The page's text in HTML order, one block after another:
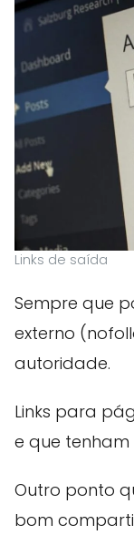
Links de saída
Sempre que
externo
autoridade.
Links para
e que
Outro ponto
bom